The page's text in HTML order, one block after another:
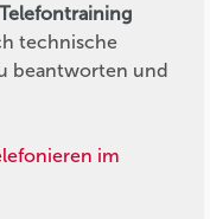
Telefontraining
technische
beantworten und
im